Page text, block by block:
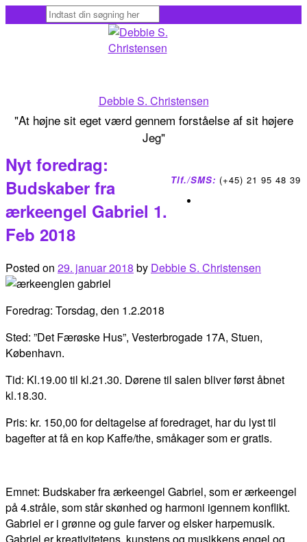
to
Debbie S. Christensen
"At højne sit eget værd gennem forståelse af sit højere
Jeg"
Tlf./SMS: (+45) 21 95 48 39
Nyt foredrag:
Budskaber fra
ærkeengel Gabriel 1.
Feb 2018
Posted on 29. januar 2018 by Debbie S. Christensen
Foredrag: Torsdag, den 1.2.2018
Sted: ”Det Færøske Hus”, Vesterbrogade 17A, Stuen,
København.
Tid: Kl.19.00 til kl.21.30. Dørene til salen bliver først åbnet
kl.18.30.
Pris: kr. 150,00 for deltagelse af foredraget, har du lyst til
bagefter at få en kop Kaffe/the, småkager som er gratis.
Emnet: Budskaber fra ærkeengel Gabriel, som er ærkeengel
på 4.stråle, som står skønhed og harmoni igennem konflikt.
Gabriel er i grønne og gule farver og elsker harpemusik.